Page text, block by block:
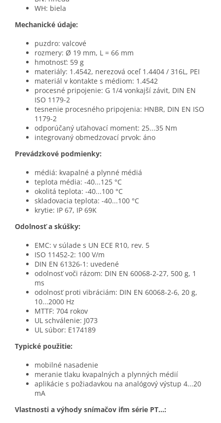
WH: biela
Mechanické údaje:
puzdro: valcové
rozmery: Ø 19 mm, L = 66 mm
hmotnosť: 59 g
materiály: 1.4542, nerezová oceľ 1.4404 / 316L, PEI
materiál v kontakte s médiom: 1.4542
procesné pripojenie: G 1/4 vonkajší závit, DIN EN
ISO 1179-2
tesnenie procesného pripojenia: HNBR, DIN EN ISO
1179-2
odporúčaný uťahovací moment: 25...35 Nm
integrovaný obmedzovací prvok: áno
Prevádzkové podmienky:
médiá: kvapalné a plynné médiá
teplota média: -40...125 °C
okolitá teplota: -40...100 °C
skladovacia teplota: -40...100 °C
krytie: IP 67, IP 69K
Odolnosť a skúšky:
EMC: v súlade s UN ECE R10, rev. 5
ISO 11452-2: 100 V/m
DIN EN 61326-1: uvedené
odolnosť voči rázom: DIN EN 60068-2-27, 500 g, 1
ms
odolnosť proti vibráciám: DIN EN 60068-2-6, 20 g,
10...2000 Hz
MTTF: 704 rokov
UL schválenie: J073
UL súbor: E174189
Typické použitie:
mobilné nasadenie
meranie tlaku kvapalných a plynných médií
aplikácie s požiadavkou na analógový výstup 4...20
mA
Vlastnosti a výhody snímačov ifm série PT...: